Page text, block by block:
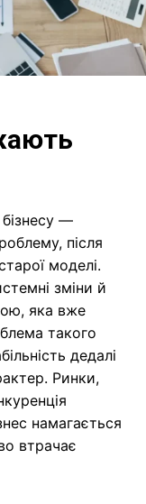
—
після
моделі.
зміни й
яка вже
такого
дедалі
Ринки,
намагається
втрачає